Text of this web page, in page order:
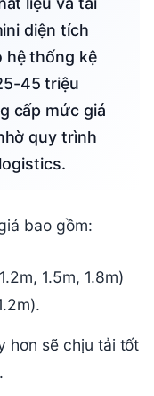
diện tích
hệ thống kệ
45 triệu
cấp mức giá
quy trình
bao gồm:
1.5m, 1.8m)
hơn sẽ chịu tải tốt